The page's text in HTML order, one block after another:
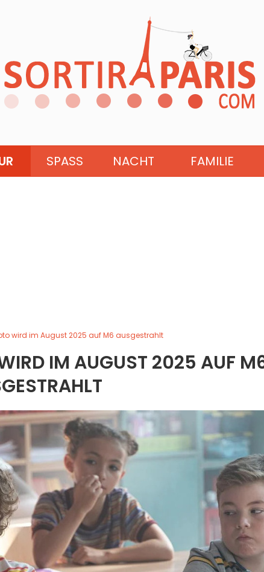
SPASS NACHT FAMILIE
wird im August 2025 auf M6 ausgestrahlt
IM AUGUST 2025 AUF